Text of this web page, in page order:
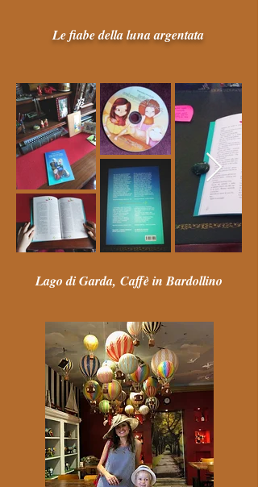
Le fiabe della luna argentata
Lago di Garda, Caffè in Bardollino